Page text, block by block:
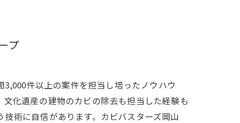
プ
件以上の案件を担当し培ったノウハウ
化遺産の建物のカビの除去も担当した経験も
術に自信があります。カビバスターズ岡山